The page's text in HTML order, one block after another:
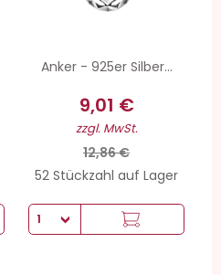
Anker - 925er Silber...
9,01 €
zzgl. MwSt.
12,86 €
52 Stückzahl auf Lager